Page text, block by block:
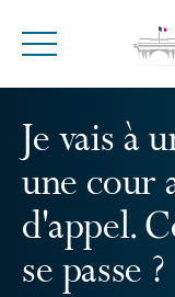
Menu
Je vais à
une cour
d'appel.
se passe ?